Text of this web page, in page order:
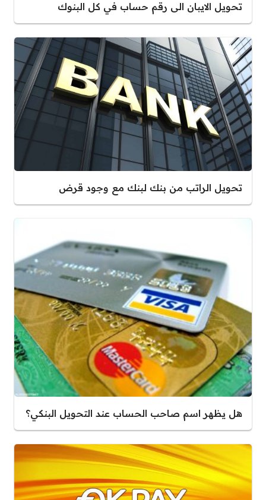
تحويل الايبان الى رقم حساب في كل البنوك
تحويل الراتب من بنك لبنك مع وجود قرض
هل يظهر اسم صاحب الحساب عند التحويل البنكي؟